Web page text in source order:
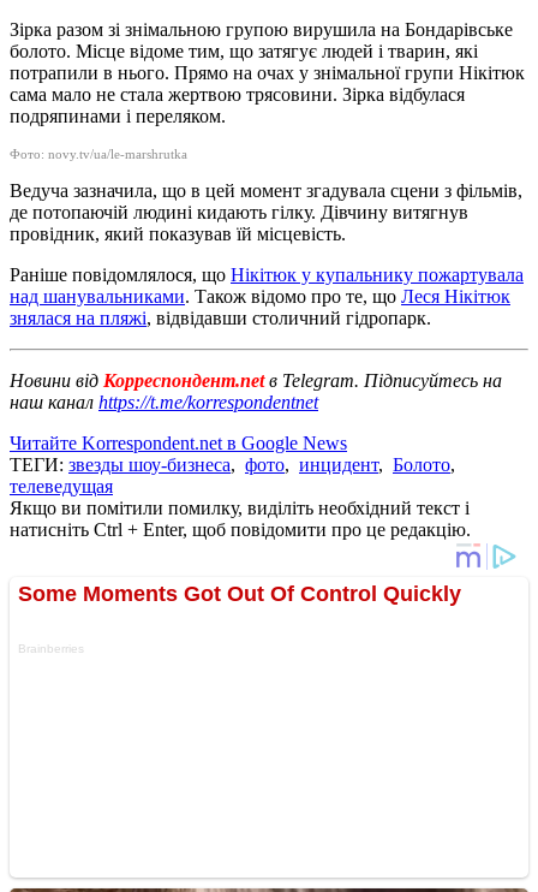
Зірка разом зі знімальною групою вирушила на Бондарівське
болото. Місце відоме тим, що затягує людей і тварин, які
потрапили в нього. Прямо на очах у знімальної групи Нікітюк
сама мало не стала жертвою трясовини. Зірка відбулася
подряпинами і переляком.
Фото: novy.tv/ua/le-marshrutka
Ведуча зазначила, що в цей момент згадувала сцени з фільмів,
де потопаючій людині кидають гілку. Дівчину витягнув
провідник, який показував їй місцевість.
Раніше повідомлялося, що Нікітюк у купальнику пожартувала
над шанувальниками. Також відомо про те, що Леся Нікітюк
знялася на пляжі, відвідавши столичний гідропарк.
Новини від Корреспондент.netв Telegram. Підписуйтесь на
наш канал https://t.me/korrespondentnet
Читайте Korrespondent.net в Google News
ТЕГИ: звезды шоу-бизнеса, фото, инцидент, Болото,
телеведущая
Якщо ви помітили помилку, виділіть необхідний текст і
натисніть Ctrl + Enter, щоб повідомити про це редакцію.